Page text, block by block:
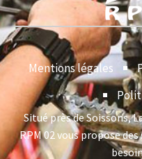
Mentions légales
Situé près de Soissons,
RPM 02 vous propose